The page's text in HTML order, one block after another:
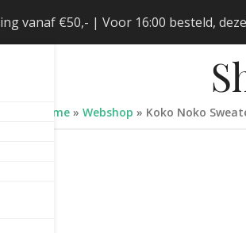
vanaf €50,- | Voor 16:00 besteld,
Home » Webshop » Koko Noko